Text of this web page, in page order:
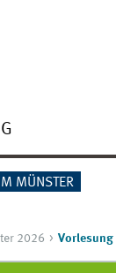
MÜNSTER
2026